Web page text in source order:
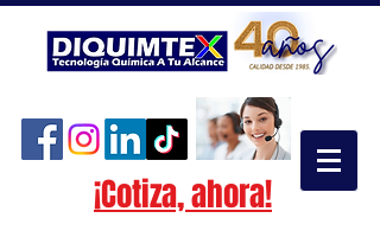
¡Cotiza, ahora!